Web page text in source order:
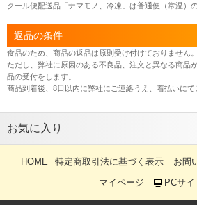
クール便配送品「ナマモノ、冷凍」は普通便（常温）
返品の条件
食品のため、商品の返品は原則受け付けておりません。
ただし、弊社に原因のある不良品、注文と異なる商品
品の受付をします。
商品到着後、8日以内に弊社にご連絡うえ、着払いにて
お気に入り
HOME 特定商取引法に基づく表示 お問
マイページ
PCサ